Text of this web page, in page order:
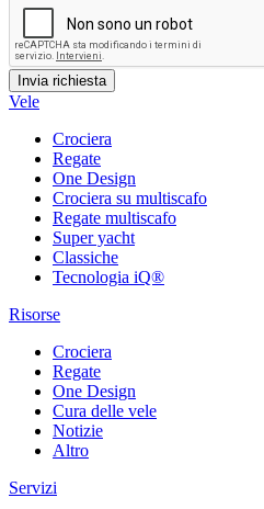
Vele
Crociera
Regate
One Design
Crociera su multiscafo
Regate multiscafo
Super yacht
Classiche
Tecnologia iQ®
Risorse
Crociera
Regate
One Design
Cura delle vele
Notizie
Altro
Servizi